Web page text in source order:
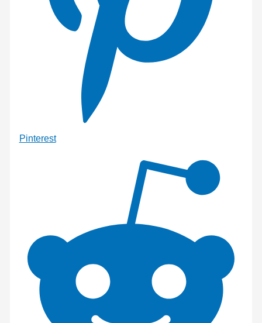
Pinterest